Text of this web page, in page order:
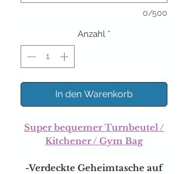
0/500
Anzahl *
In den Warenkorb
Super bequemer Turnbeutel /
Kitchener / Gym Bag
-Verdeckte Geheimtasche auf